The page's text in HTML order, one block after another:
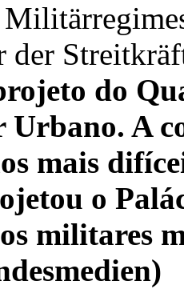
der
do
A
mais
o
militares